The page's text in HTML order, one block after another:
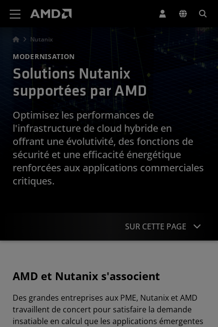
Nutanix
MODERNISATION
Solutions Nutanix
supportées par AMD
Optimisez les performances de
l'infrastructure de cloud hybride en
offrant une évolutivité, des fonctions de
sécurité et une efficacité énergétique
renforcées aux applications commerciales
critiques.
SUR CETTE PAGE
Plateformes et solutions
Ressources
AMD et Nutanix s'associent
Des grandes entreprises aux PME, Nutanix et AMD
travaillent de concert pour satisfaire la demande
insatiable en calcul que les applications émergentes